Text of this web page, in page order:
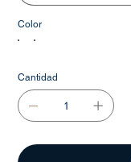
Color
Cantidad